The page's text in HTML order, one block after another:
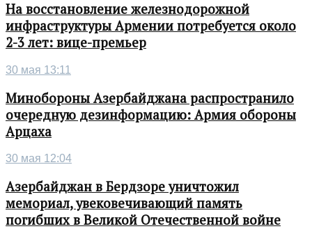
На восстановление железнодорожной
инфраструктуры Армении потребуется около
2-3 лет: вице-премьер
30 мая 13:11
Минобороны Азербайджана распространило
очередную дезинформацию: Армия обороны
Арцаха
30 мая 12:04
Азербайджан в Бердзоре уничтожил
мемориал, увековечивающий память
погибших в Великой Отечественной войне